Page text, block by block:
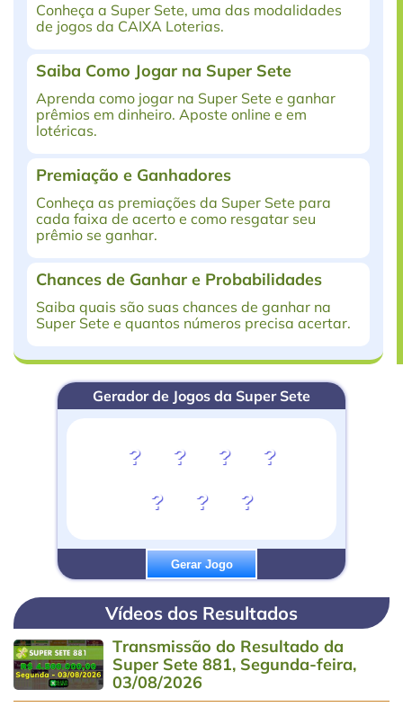
Conheça a Super Sete, uma das modalidades
de jogos da CAIXA Loterias.
Saiba Como Jogar na Super Sete
Aprenda como jogar na Super Sete e ganhar
prêmios em dinheiro. Aposte online e em
lotéricas.
Premiação e Ganhadores
Conheça as premiações da Super Sete para
cada faixa de acerto e como resgatar seu
prêmio se ganhar.
Chances de Ganhar e Probabilidades
Saiba quais são suas chances de ganhar na
Super Sete e quantos números precisa acertar.
Gerador de Jogos da Super Sete
? ? ?
?
?
? ?
Gerar Jogo
Vídeos dos Resultados
Transmissão do Resultado da
Super Sete 881, Segunda-feira,
03/08/2026